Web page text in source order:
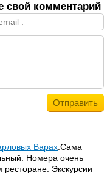
свой комментарий
Варах .Сама
Номера очень
Экскурсии